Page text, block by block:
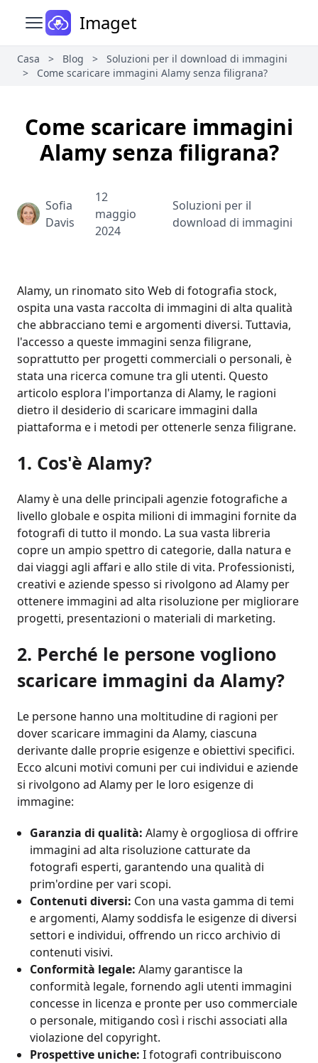
Apri il menu principale
Imaget
Casa > Blog >
Soluzioni per il download di immagini
>
Come scaricare immagini Alamy senza filigrana?
Come scaricare immagini
Alamy senza filigrana?
Sofia
Davis
12
maggio
2024
Soluzioni per il
download di immagini
Alamy, un rinomato sito Web di fotografia stock,
ospita una vasta raccolta di immagini di alta qualità
che abbracciano temi e argomenti diversi. Tuttavia,
l'accesso a queste immagini senza filigrane,
soprattutto per progetti commerciali o personali, è
stata una ricerca comune tra gli utenti. Questo
articolo esplora l'importanza di Alamy, le ragioni
dietro il desiderio di scaricare immagini dalla
piattaforma e i metodi per ottenerle senza filigrane.
1. Cos'è Alamy?
Alamy è una delle principali agenzie fotografiche a
livello globale e ospita milioni di immagini fornite da
fotografi di tutto il mondo. La sua vasta libreria
copre un ampio spettro di categorie, dalla natura e
dai viaggi agli affari e allo stile di vita. Professionisti,
creativi e aziende spesso si rivolgono ad Alamy per
ottenere immagini ad alta risoluzione per migliorare
progetti, presentazioni o materiali di marketing.
2. Perché le persone vogliono
scaricare immagini da Alamy?
Le persone hanno una moltitudine di ragioni per
dover scaricare immagini da Alamy, ciascuna
derivante dalle proprie esigenze e obiettivi specifici.
Ecco alcuni motivi comuni per cui individui e aziende
si rivolgono ad Alamy per le loro esigenze di
immagine:
Garanzia di qualità: Alamy è orgogliosa di offrire
immagini ad alta risoluzione catturate da
fotografi esperti, garantendo una qualità di
prim'ordine per vari scopi.
Contenuti diversi: Con una vasta gamma di temi
e argomenti, Alamy soddisfa le esigenze di diversi
settori e individui, offrendo un ricco archivio di
contenuti visivi.
Conformità legale: Alamy garantisce la
conformità legale, fornendo agli utenti immagini
concesse in licenza e pronte per uso commerciale
o personale, mitigando così i rischi associati alla
violazione del copyright.
Prospettive uniche: I fotografi contribuiscono